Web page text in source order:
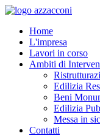
Home
L'impresa
Lavori in corso
Ambiti di
Edilizia
Beni
Edilizia
Messa in
Contatti